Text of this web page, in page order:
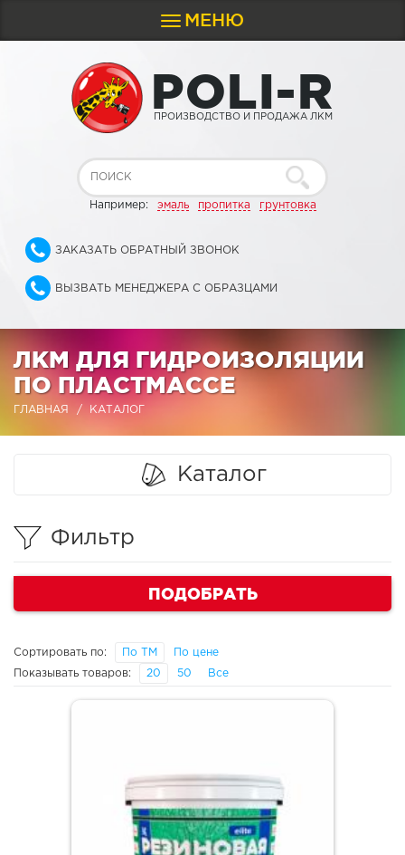
Toggle
navigation
МЕНЮ
POLI-R
ПРОИЗВОДСТВО И ПРОДАЖА ЛКМ
Например: эмаль пропитка грунтовка
ЗАКАЗАТЬ ОБРАТНЫЙ ЗВОНОК
ВЫЗВАТЬ МЕНЕДЖЕРА С ОБРАЗЦАМИ
ЛКМ ДЛЯ ГИДРОИЗОЛЯЦИИ
ПО ПЛАСТМАССЕ
ГЛАВНАЯ КАТАЛОГ
Каталог
Фильтр
ПОДОБРАТЬ
Сортировать по: По ТМ По цене
Показывать товаров: 20 50 Все